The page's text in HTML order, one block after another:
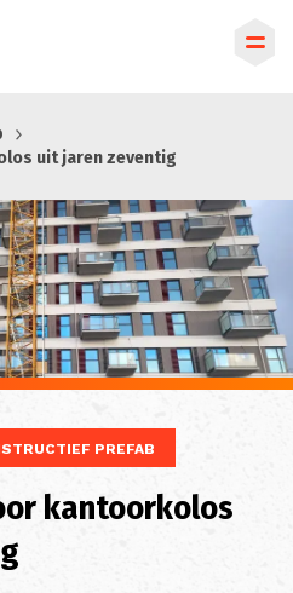
uit jaren zeventig
PREFAB
kantoorkolos